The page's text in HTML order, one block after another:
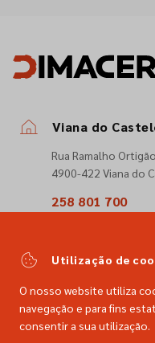
Viana do
Rua Ramalho
4900-422 Viana do
258 801 700
Utilização de
O nosso website utiliza
navegação e para fins
consentir a sua utilização.